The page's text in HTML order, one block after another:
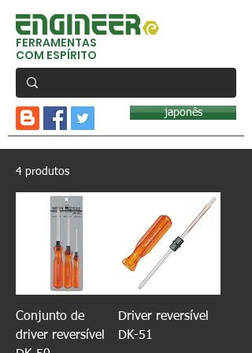
FERRAMENTAS
COM ESPÍRITO
japonês
4 produtos
Conjunto de
driver reversível
Driver reversível
DK-51